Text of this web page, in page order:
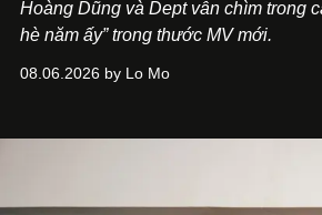
Hoàng Dũng và Dept vẫn chìm trong
hè năm ấy” trong thước MV mới.
08.06.2026 by Lo Mo